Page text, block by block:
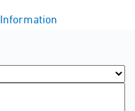
Information